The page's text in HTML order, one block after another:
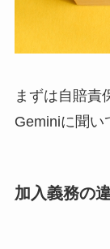
まずは自賠責
Geminiに聞い
加入義務の